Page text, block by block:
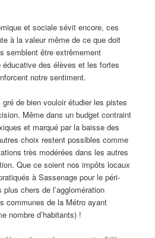
et sociale sévit encore, ces
à la valeur même de ce que doit
semblent être extrêmement
des élèves et les fortes
notre sentiment.
de bien vouloir étudier les pistes
Même dans un budget contraint
et marqué par la baisse des
choix restent possibles comme
très modérées dans les autres
Que ce soient nos impôts locaux
à Sassenage pour le péri-
chers de l’agglomération
communes de la Métro ayant
nombre d’habitants) !